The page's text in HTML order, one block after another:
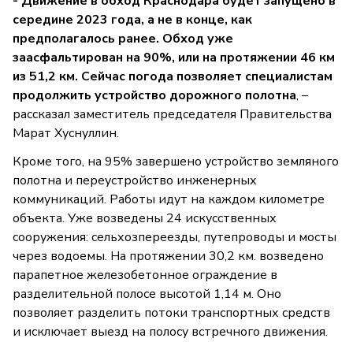
середине 2023 года, а не в конце, как
предполагалось ранее. Обход уже
заасфальтирован на 90%, или на протяжении 46 км
из 51,2 км. Сейчас погода позволяет специалистам
продолжить устройство дорожного полотна, –
рассказал заместитель председателя Правительства
Марат Хуснуллин.
Кроме того, на 95% завершено устройство земляного
полотна и переустройство инженерных
коммуникаций. Работы идут на каждом километре
объекта. Уже возведены 24 искусственных
сооружения: сельхозпереезды, путепроводы и мосты
через водоемы. На протяжении 30,2 км. возведено
парапетное железобетонное ограждение в
разделительной полосе высотой 1,14 м. Оно
позволяет разделить потоки транспортных средств
и исключает выезд на полосу встречного движения.